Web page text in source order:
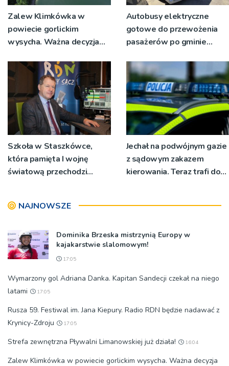
Zalew Klimkówka w
powiecie gorlickim
wysycha. Ważna decyzja
Autobusy elektryczne
gotowe do przewożenia
pasażerów po gminie
Szkoła w Staszkówce,
która pamięta I wojnę
światową przechodzi
Jechał na podwójnym gazie
z sądowym zakazem
kierowania. Teraz trafi do
NAJNOWSZE
Dominika Brzeska mistrzynią Europy w
kajakarstwie slalomowym!
17:05
Wymarzony gol Adriana Danka. Kapitan Sandecji czekał na niego
latami
17:05
Rusza 59. Festiwal im. Jana Kiepury. Radio RDN będzie nadawać z
Krynicy-Zdroju
17:05
Strefa zewnętrzna Pływalni Limanowskiej już działa! 16:04
Zalew Klimkówka w powiecie gorlickim wysycha. Ważna decyzja